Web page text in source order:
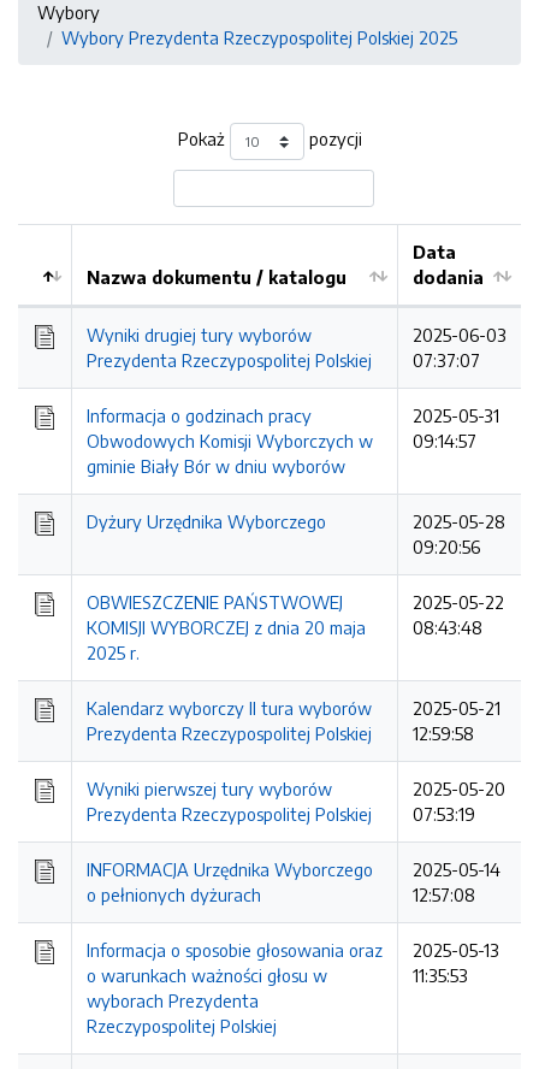
Wybory
Wybory Prezydenta Rzeczypospolitej Polskiej 2025
Pokaż pozycji
Kolejność
Nazwa dokumentu / katalogu
Data
dodania
Wyniki drugiej tury wyborów
Prezydenta Rzeczypospolitej Polskiej
2025-06-03
07:37:07
Informacja o godzinach pracy
Obwodowych Komisji Wyborczych w
gminie Biały Bór w dniu wyborów
2025-05-31
09:14:57
Dyżury Urzędnika Wyborczego
2025-05-28
09:20:56
OBWIESZCZENIE PAŃSTWOWEJ
KOMISJI WYBORCZEJ z dnia 20 maja
2025 r.
2025-05-22
08:43:48
Kalendarz wyborczy II tura wyborów
Prezydenta Rzeczypospolitej Polskiej
2025-05-21
12:59:58
Wyniki pierwszej tury wyborów
Prezydenta Rzeczypospolitej Polskiej
2025-05-20
07:53:19
INFORMACJA Urzędnika Wyborczego
o pełnionych dyżurach
2025-05-14
12:57:08
Informacja o sposobie głosowania oraz
o warunkach ważności głosu w
wyborach Prezydenta
Rzeczypospolitej Polskiej
2025-05-13
11:35:53